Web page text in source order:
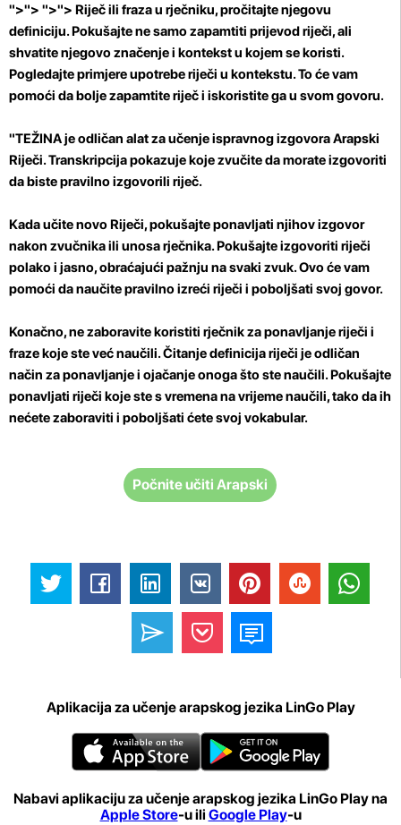
">"> ">"> Riječ ili fraza u rječniku, pročitajte njegovu
definiciju. Pokušajte ne samo zapamtiti prijevod riječi, ali
shvatite njegovo značenje i kontekst u kojem se koristi.
Pogledajte primjere upotrebe riječi u kontekstu. To će vam
pomoći da bolje zapamtite riječ i iskoristite ga u svom govoru.
"TEŽINA je odličan alat za učenje ispravnog izgovora Arapski
Riječi. Transkripcija pokazuje koje zvučite da morate izgovoriti
da biste pravilno izgovorili riječ.
Kada učite novo Riječi, pokušajte ponavljati njihov izgovor
nakon zvučnika ili unosa rječnika. Pokušajte izgovoriti riječi
polako i jasno, obraćajući pažnju na svaki zvuk. Ovo će vam
pomoći da naučite pravilno izreći riječi i poboljšati svoj govor.
Konačno, ne zaboravite koristiti rječnik za ponavljanje riječi i
fraze koje ste već naučili. Čitanje definicija riječi je odličan
način za ponavljanje i ojačanje onoga što ste naučili. Pokušajte
ponavljati riječi koje ste s vremena na vrijeme naučili, tako da ih
nećete zaboraviti i poboljšati ćete svoj vokabular.
Počnite učiti Arapski
Aplikacija za učenje arapskog jezika LinGo Play
Nabavi aplikaciju za učenje arapskog jezika LinGo Play na
Apple Store-u ili Google Play-u